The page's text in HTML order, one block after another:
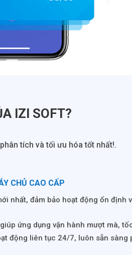
IZI SOFT?
tích và tối ưu hóa tốt nhất!.
CHỦ CAO CẤP
nhất, đảm bảo hoạt động ổn định
ứng dụng vận hành mượt mà,
động liên tục 24/7, luôn sẵn sàng